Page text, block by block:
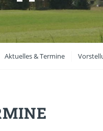
Aktuelles & Termine